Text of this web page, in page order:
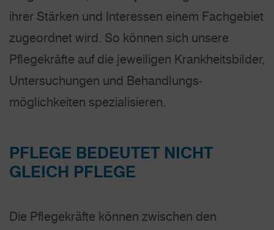
ihrer Stärken und Interessen einem Fachgebiet
zuge­ordnet wird. So können sich unsere
Pflegekräfte auf die jeweiligen Krankheits­bilder,
Untersuchungen und Behandlungs­
möglichkeiten spezialisieren.
PFLEGE BEDEUTET NICHT
GLEICH PFLEGE
Die Pflegekräfte können zwischen den